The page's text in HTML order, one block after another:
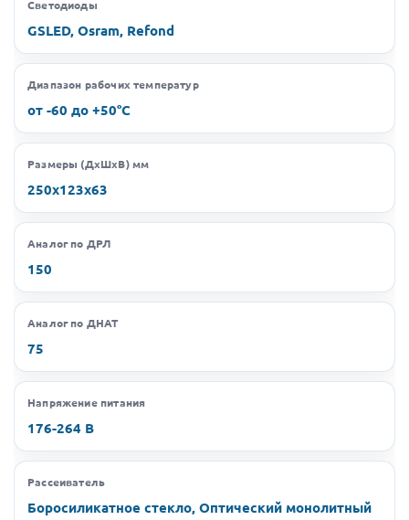
Светодиоды
GSLED, Osram, Refond
Диапазон рабочих температур
от -60 до +50°C
Размеры (ДхШхВ) мм
250х123х63
Аналог по ДРЛ
150
Аналог по ДНАТ
75
Напряжение питания
176-264 В
Рассеиватель
Боросиликатное стекло, Оптический монолитный